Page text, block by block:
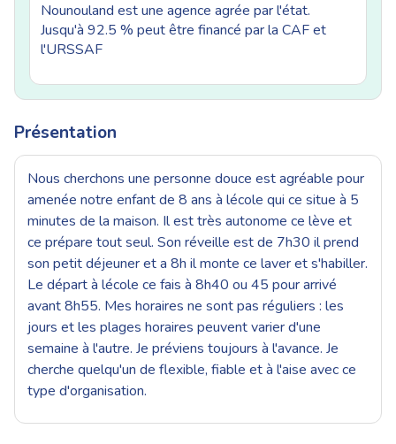
Nounouland est une agence agrée par l'état.
Jusqu'à 92.5 % peut être financé par la CAF et
l'URSSAF
Présentation
Nous cherchons une personne douce est agréable pour
amenée notre enfant de 8 ans à lécole qui ce situe à 5
minutes de la maison. Il est très autonome ce lève et
ce prépare tout seul. Son réveille est de 7h30 il prend
son petit déjeuner et a 8h il monte ce laver et s'habiller.
Le départ à lécole ce fais à 8h40 ou 45 pour arrivé
avant 8h55. Mes horaires ne sont pas réguliers : les
jours et les plages horaires peuvent varier d'une
semaine à l'autre. Je préviens toujours à l'avance. Je
cherche quelqu'un de flexible, fiable et à l'aise avec ce
type d'organisation.